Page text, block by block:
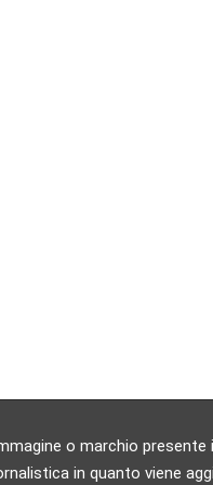
o marchio
in quanto viene